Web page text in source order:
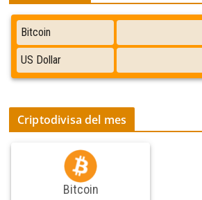
Criptodivisa del mes
Bitcoin